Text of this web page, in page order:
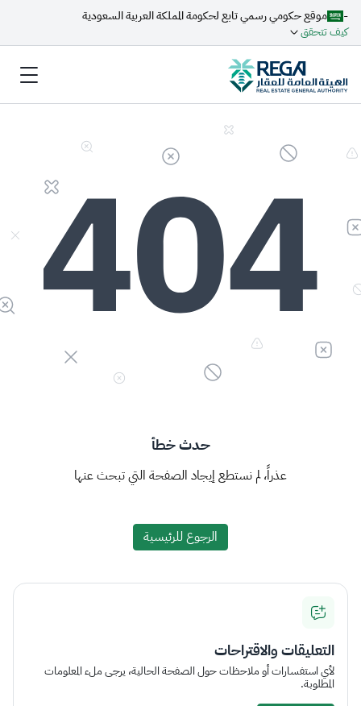
-
موقع حكومي رسمي تابع لحكومة المملكة العربية السعودية
كيف تتحقق
حدث خطأ
عذراً، لم نستطع إيجاد الصفحة التي تبحث عنها
الرجوع للرئيسية
التعليقات والاقتراحات
لأي استفسارات أو ملاحظات حول الصفحة الحالية، يرجى ملء المعلومات
المطلوبة.